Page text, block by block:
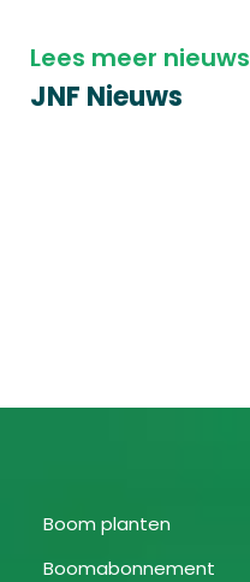
Lees meer nieuws
JNF Nieuws
Boom planten
Boomabonnement